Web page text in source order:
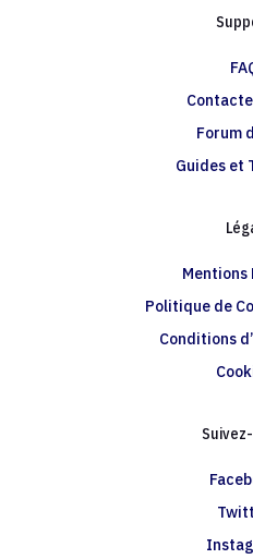
Forum
Guides et
Mentions
Politique de
Conditions